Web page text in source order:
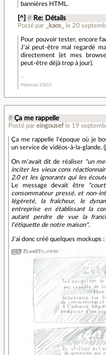
bannières HTML.
[^] # Re: Détails
Posté par _kaos_ le 20
Pour pouvoir tester, encore
J'ai peut-être mal regardé
directement (et mes
peut-être déjà trop à jour).
Matricule 23415
# Ça me rappelle
Posté par eingousef le 19
Ça me rappelle l'époque où je
un service de vidéos-à-la-glande.
On m'avait dit de réaliser "un
inciter les vieux cons
2.0 et les ignorants qui les
Le message devait être
consommateur pressé, et non-
légèreté, la fraîcheur, le
entreprise en établissant la
autant perdre de vue la
l'étiquette de notre maison".
J'ai donc créé quelques mockups :